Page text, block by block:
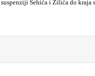
Šehića i Žilića do kraja